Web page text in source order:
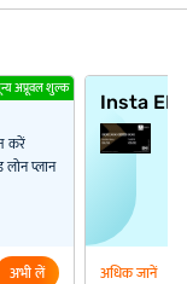
अप्रूवल शुल्क
करें
प्लान
अभी लें
Insta
अधिक जानें